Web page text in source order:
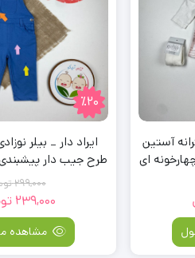
آستین
ای
٪20
ایراد دار _ بیلر
طرح جیب دار
299,000
239,000
مشاهده